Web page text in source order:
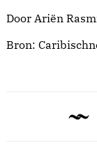
Door Ariën
Bron: